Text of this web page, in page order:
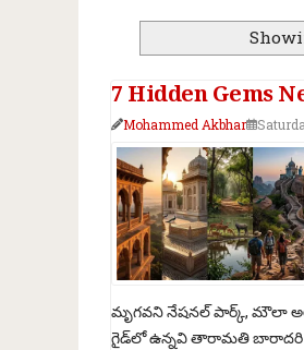
7 Hidden Gems
Mohammed Akbhar
మృగవని నేషనల్ పార్క్, మౌలా అలీ
గైడ్‌లో ఉన్నవి తారామతి బారాదరి —